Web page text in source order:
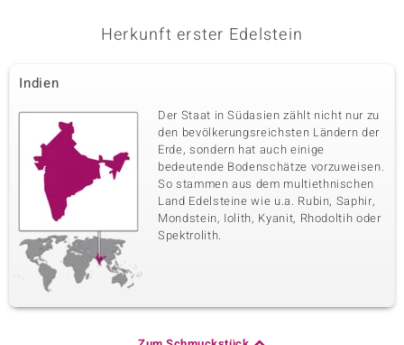
Herkunft erster Edelstein
Indien
Der Staat in Südasien zählt nicht nur zu
den bevölkerungsreichsten Ländern der
Erde, sondern hat auch einige
bedeutende Bodenschätze vorzuweisen.
So stammen aus dem multiethnischen
Land Edelsteine wie u.a. Rubin, Saphir,
Mondstein, Iolith, Kyanit, Rhodoltih oder
Spektrolith.